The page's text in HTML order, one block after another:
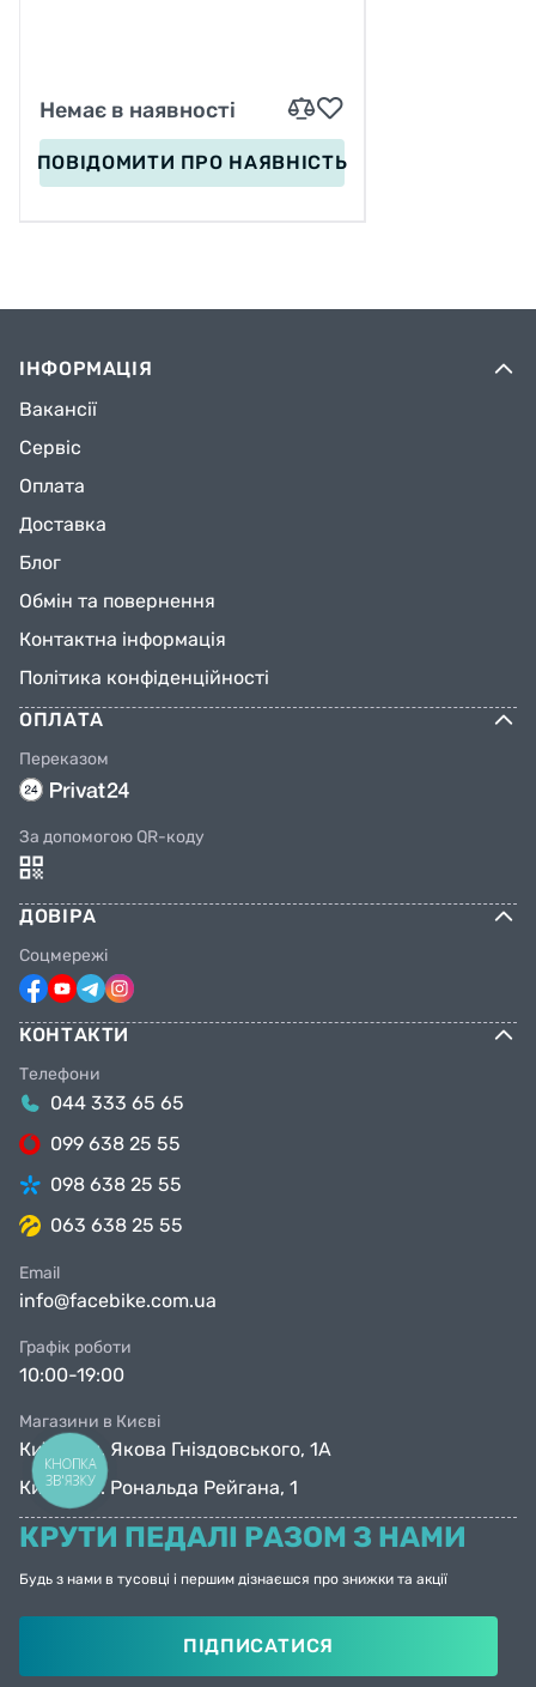
Немає в наявності
ПОВІДОМИТИ ПРО НАЯВНІСТЬ
ІНФОРМАЦІЯ
Вакансії
Сервіс
Оплата
Доставка
Блог
Обмін та повернення
Контактна інформація
Політика конфіденційності
ОПЛАТА
Переказом
За допомогою QR-коду
ДОВІРА
Соцмережі
КОНТАКТИ
Телефони
044 333 65 65
099 638 25 55
098 638 25 55
063 638 25 55
Email
info@facebike.com.ua
Графік роботи
10:00-19:00
Магазини в Києві
Київ, вул. Якова Гніздовського, 1А
Київ, вул. Рональда Рейгана, 1
КРУТИ ПЕДАЛІ РАЗОМ З НАМИ
Будь з нами в тусовці і першим дізнаєшся про знижки та акції
ПІДПИСАТИСЯ
КНОПКА
ЗВ'ЯЗКУ